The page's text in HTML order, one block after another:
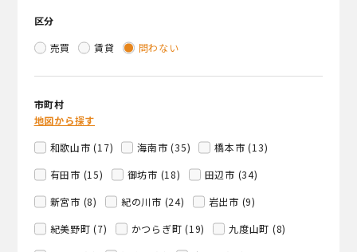
区分
売買
賃貸 問わない
市町村
地図から探す
和歌山市 (17)
海南市 (35)
橋本市 (13)
有田市 (15)
御坊市 (18)
田辺市 (34)
新宮市 (8)
紀の川市 (24)
岩出市 (9)
紀美野町 (7)
かつらぎ町 (19)
九度山町 (8)